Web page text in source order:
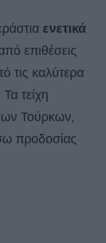
ενετικά
επιθέσεις
τις καλύτερα
τείχη
Τούρκων,
προδοσίας